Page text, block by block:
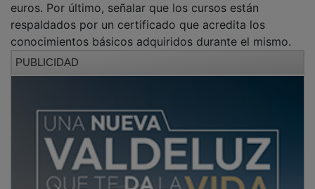
euros. Por último, señalar que los cursos están
respaldados por un certificado que acredita los
conocimientos básicos adquiridos durante el mismo.
PUBLICIDAD